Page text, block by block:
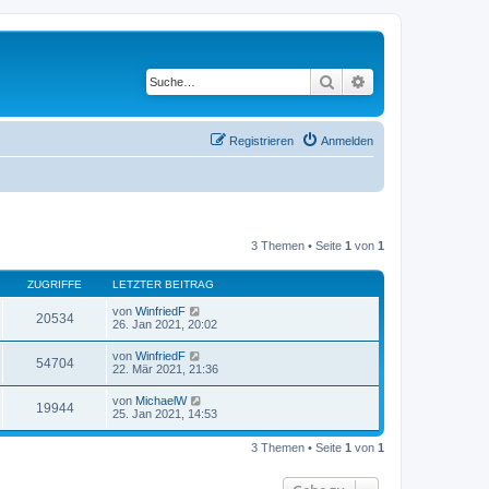
Suche
Anmelden
Registrieren
3 Themen • Seite 1 von 1
ZUGRIFFE LETZTER BEITRAG
20534 von WinfriedF
26. Jan 2021, 20:02
54704 von WinfriedF
22. Mär 2021, 21:36
19944 von MichaelW
25. Jan 2021, 14:53
3 Themen • Seite 1 von 1